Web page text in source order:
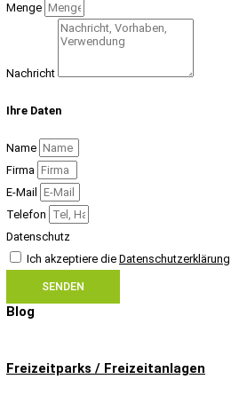
Menge
Nachricht
Ihre Daten
Name
Firma
E-Mail
Telefon
Datenschutz
Ich akzeptiere die Datenschutzerklärung
SENDEN
Blog
Freizeitparks / Freizeitanlagen